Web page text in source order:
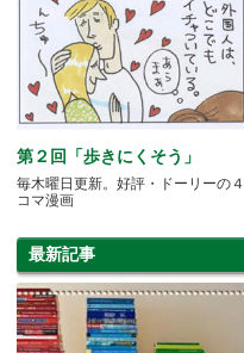
第２回「歩きにくそう」
毎木曜日更新。好評・ドーリーの４
コマ漫画
最新記事